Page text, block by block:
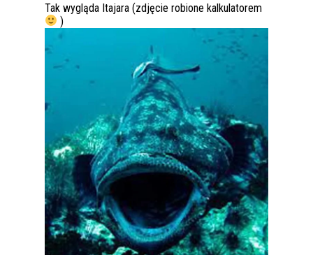
Tak wygląda Itajara (zdjęcie robione kalkulatorem
)